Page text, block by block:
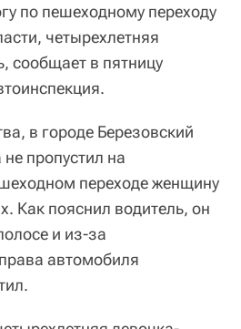
по пешеходному переходу
четырехлетняя
сообщает в пятницу
в городе Березовский
пропустил на
переходе женщину
Как пояснил водитель, он
и из-за
автомобиля